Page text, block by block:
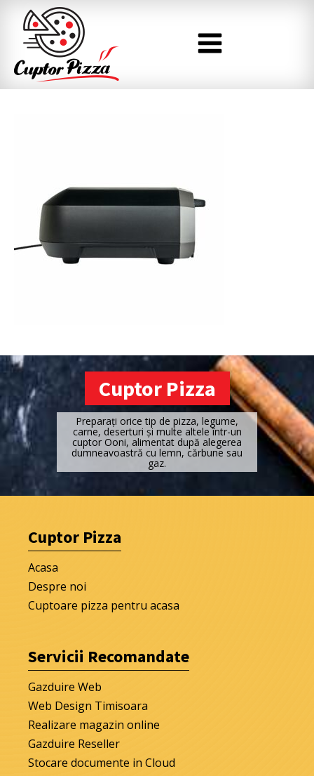
Cuptor Pizza
Preparați orice tip de pizza, legume,
carne, deserturi și multe altele într-un
cuptor Ooni, alimentat după alegerea
dumneavoastră cu lemn, cărbune sau
gaz.
Cuptor Pizza
Acasa
Despre noi
Cuptoare pizza pentru acasa
Servicii Recomandate
Gazduire Web
Web Design Timisoara
Realizare magazin online
Gazduire Reseller
Stocare documente in Cloud